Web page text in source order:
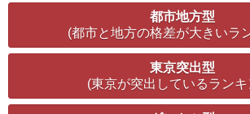
都市地方型
(都市と地方の格差が大きいラ
東京突出型
(東京が突出しているラン